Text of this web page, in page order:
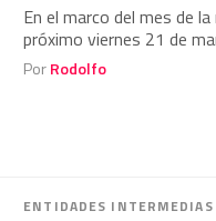
En el marco del mes de
próximo viernes 21 de
PorRodolfo
ENTIDADES INTERMEDIAS